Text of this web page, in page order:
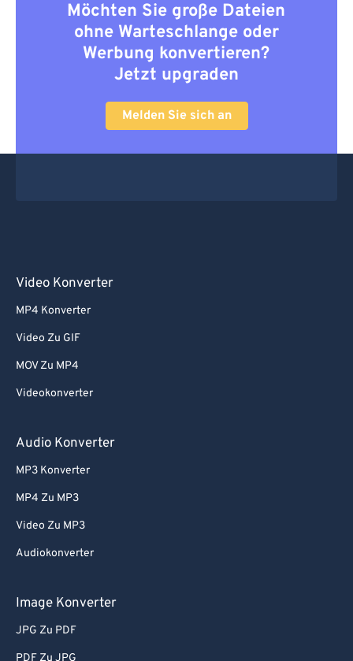
Möchten Sie große Dateien
ohne Warteschlange oder
Werbung konvertieren?
Jetzt upgraden
Melden Sie sich an
Video Konverter
MP4 Konverter
Video Zu GIF
MOV Zu MP4
Videokonverter
Audio Konverter
MP3 Konverter
MP4 Zu MP3
Video Zu MP3
Audiokonverter
Image Konverter
JPG Zu PDF
PDF Zu JPG